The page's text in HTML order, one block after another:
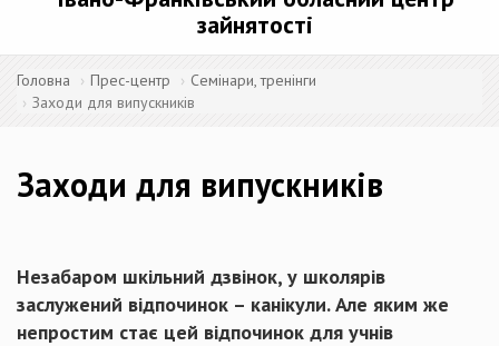
зайнятості
Головна Прес-центр
Семінари, тренінги
Заходи для випускників
Заходи для випускників
Незабаром шкільний дзвінок, у школярів
заслужений відпочинок – канікули. Але яким же
непростим стає цей відпочинок для учнів